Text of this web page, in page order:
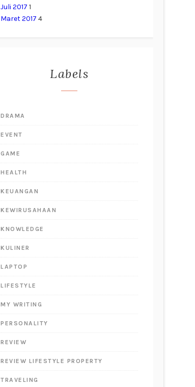
Juli 2017 1
Maret 2017 4
Labels
DRAMA
EVENT
GAME
HEALTH
KEUANGAN
KEWIRUSAHAAN
KNOWLEDGE
KULINER
LAPTOP
LIFESTYLE
MY WRITING
PERSONALITY
REVIEW
REVIEW LIFESTYLE PROPERTY
TRAVELING